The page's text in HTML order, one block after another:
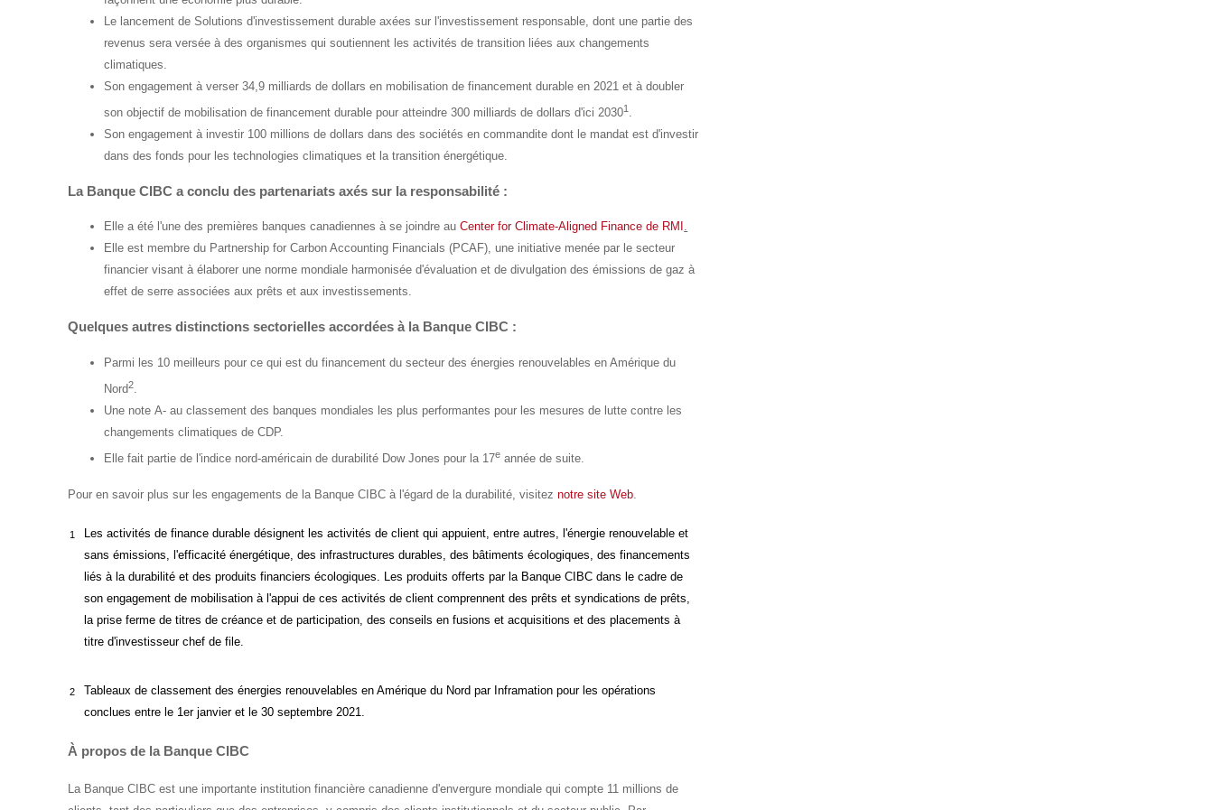
Le lancement de Solutions d'investissement durable axées sur l'investissement responsable, dont une partie des
revenus sera versée à des organismes qui soutiennent les activités de transition liées aux changements
climatiques.
Son engagement à verser 34,9 milliards de dollars en mobilisation de financement durable en 2021 et à doubler
son objectif de mobilisation de financement durable pour atteindre 300 milliards de dollars d'ici 20301
Son engagement à investir 100 millions de dollars dans des sociétés en commandite dont le mandat est d'investir
dans des fonds pour les technologies climatiques et la transition énergétique.
La Banque CIBC a conclu des partenariats axés sur la responsabilité :
Elle a été l'une des premières banques canadiennes à se joindre au Center for Climate-Aligned Finance de RMI .
Elle est membre du Partnership forCarbon Accounting Financials (PCAF), une initiative menée par le secteur
financier visant à élaborer une norme mondiale harmonisée d'évaluation et de divulgation des émissions de gaz à
effet de serre associées aux prêts et aux investissements.
Quelques autres distinctions sectorielles accordées à la Banque CIBC :
Parmi les 10 meilleurs pour ce qui est du financement du secteur des énergies renouvelables en Amérique du
Nord2.
Une note A- au classement des banques mondiales les plus performantes pour les mesures de lutte contre les
changements climatiques de CDP.
Elle fait partie de l'indice nord-américain de durabilité Dow Jones pour la 17e année de suite.
Pour en savoir plus sur les engagements de la Banque CIBC à l'égard de la durabilité, visiteznotre site Web.
1
Les activités de finance durable désignent les activités de client qui appuient, entre autres, l'énergie renouvelable et
sans émissions, l'efficacité énergétique, des infrastructures durables, des bâtiments écologiques, des financements
liés à la durabilité et des produits financiers écologiques. Les produits offerts par la Banque CIBC dans le cadre de
son engagement de mobilisation à l'appui de ces activités de client comprennent des prêts et syndications de prêts,
la prise ferme de titres de créance et de participation, des conseils en fusions et acquisitions et des placements à
titre d'investisseur chef de file.
2
Tableaux de classement des énergies renouvelables en Amérique du Nord par Inframation pour les opérations
conclues entre le 1er janvier et le 30 septembre 2021.
À propos de la Banque CIBC
La Banque CIBC est une importante institution financière canadienne d'envergure mondiale qui compte 11 millions de